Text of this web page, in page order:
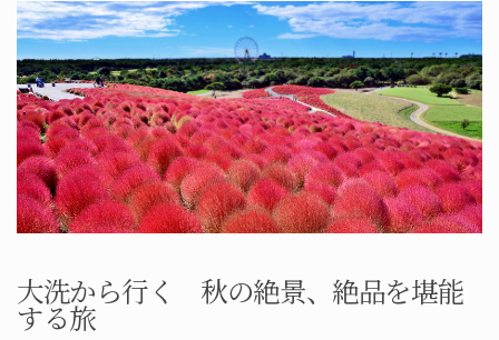
大洗から行く 秋の絶景、絶品を堪能
する旅